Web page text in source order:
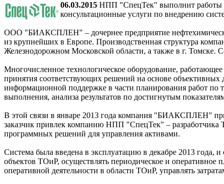
06.03.2015 НПП "СпецТек" выполнит работы
консультационные услуги по внедрению
ООО "БИАКСПЛЕН" – дочернее предприятие
из крупнейших в Европе. Производственная структура
Железнодорожном Московской области, а также в г.
Многочисленное технологическое оборудование,
принятия соответствующих решений на основе объективных
информационной поддержке в части планирования работ по
выполнения, анализа результатов по достигнутым
В этой связи в январе 2013 года компания "БИАКСПЛЕН"
заказчик привлек компанию НПП "СпецТек" – разработчика
программных решений для управления активами.
Система была введена в эксплуатацию в декабре 2013 года,
объектов ТОиР, осуществлять периодическое и
оперативной деятельности в области ТОиР, управлять